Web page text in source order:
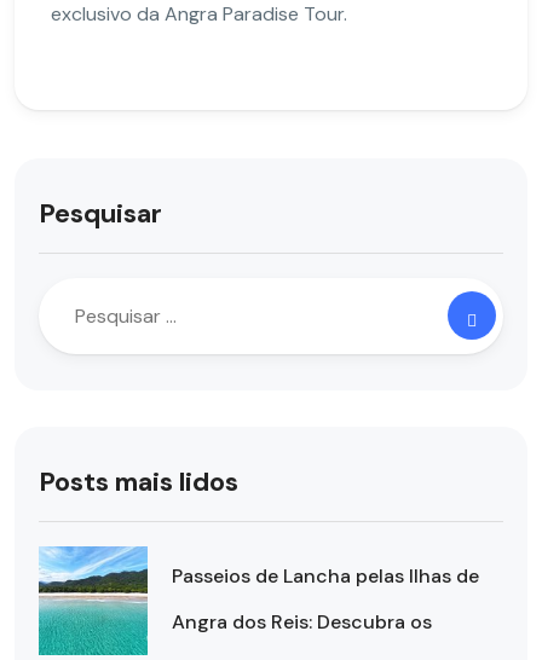
exclusivo da Angra Paradise Tour.
Pesquisar
Posts mais lidos
Passeios de Lancha pelas Ilhas de
Angra dos Reis: Descubra os